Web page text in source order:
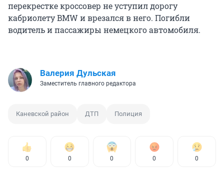
перекрестке кроссовер не уступил дорогу
кабриолету BMW и врезался в него. Погибли
водитель и пассажиры немецкого автомобиля.
Валерия Дульская
Заместитель главного редактора
Каневской район ДТП Полиция
0 0 0 0 0